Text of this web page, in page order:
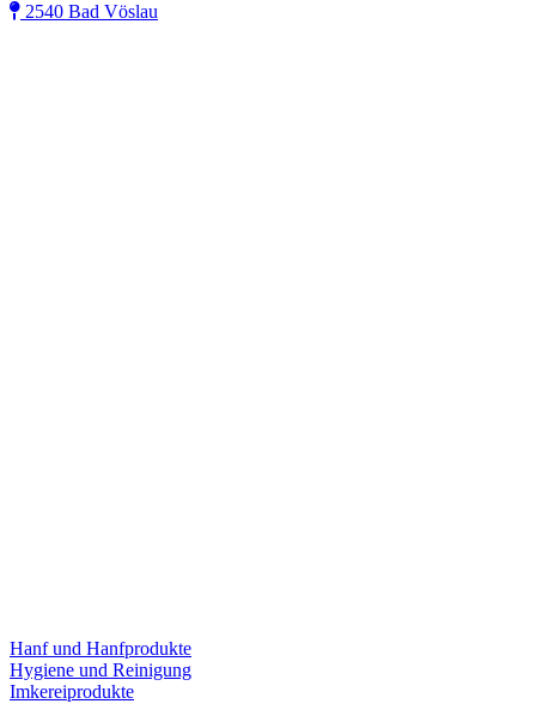
2540 Bad Vöslau
Hanf und Hanfprodukte
Hygiene und Reinigung
Imkereiprodukte